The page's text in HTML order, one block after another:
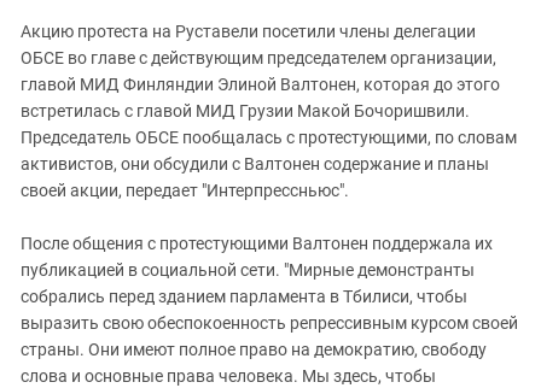
Акцию протеста на Руставели посетили члены делегации
ОБСЕ во главе с действующим председателем организации,
главой МИД Финляндии Элиной Валтонен, которая до этого
встретилась с главой МИД Грузии Макой Бочоришвили.
Председатель ОБСЕ пообщалась с протестующими, по словам
активистов, они обсудили с Валтонен содержание и планы
своей акции, передает "Интерпрессньюс".
После общения с протестующими Валтонен поддержала их
публикацией в социальной сети. "Мирные демонстранты
собрались перед зданием парламента в Тбилиси, чтобы
выразить свою обеспокоенность репрессивным курсом своей
страны. Они имеют полное право на демократию, свободу
слова и основные права человека. Мы здесь, чтобы